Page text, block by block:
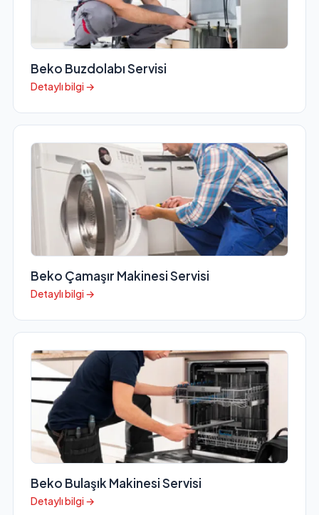
Beko Buzdolabı Servisi
Detaylı bilgi →
Beko Çamaşır Makinesi Servisi
Detaylı bilgi →
Beko Bulaşık Makinesi Servisi
Detaylı bilgi →